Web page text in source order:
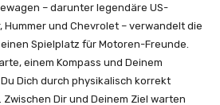
– darunter legendäre US-
Hummer und Chevrolet – verwandelt die
Spielplatz für Motoren-Freunde.
einem Kompass und Deinem
Dich durch physikalisch korrekt
Dir und Deinem Ziel warten